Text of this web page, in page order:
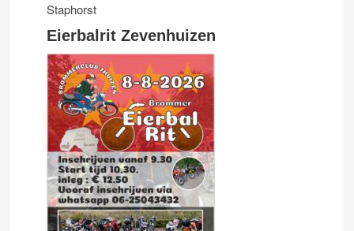
Staphorst
Eierbalrit Zevenhuizen